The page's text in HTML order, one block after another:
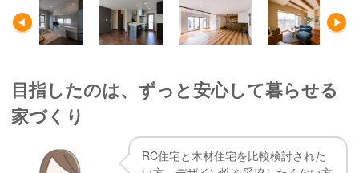
目指したのは、ずっと安心して暮らせる
家づくり
RC住宅と木材住宅を比較検討された